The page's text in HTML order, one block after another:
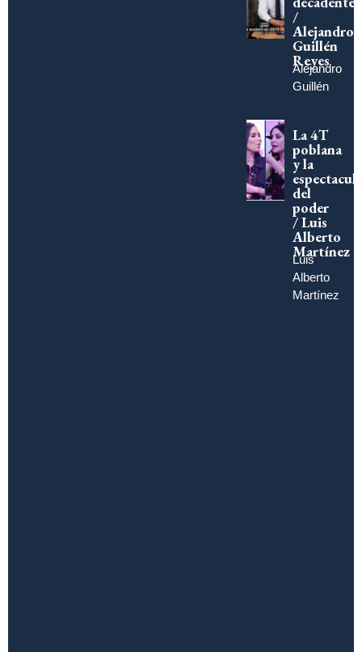
/
Alejandro
Guillén
Reyes
Alejandro
Guillén
La 4T
poblana
y la
del
poder
/ Luis
Alberto
Martínez
Luis
Alberto
Martínez